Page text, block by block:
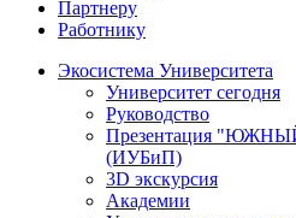
Партнеру
Работнику
Экосистема Университета
Университет сегодня
Руководство
Презентация
(ИУБиП)
3D экскурсия
Академии